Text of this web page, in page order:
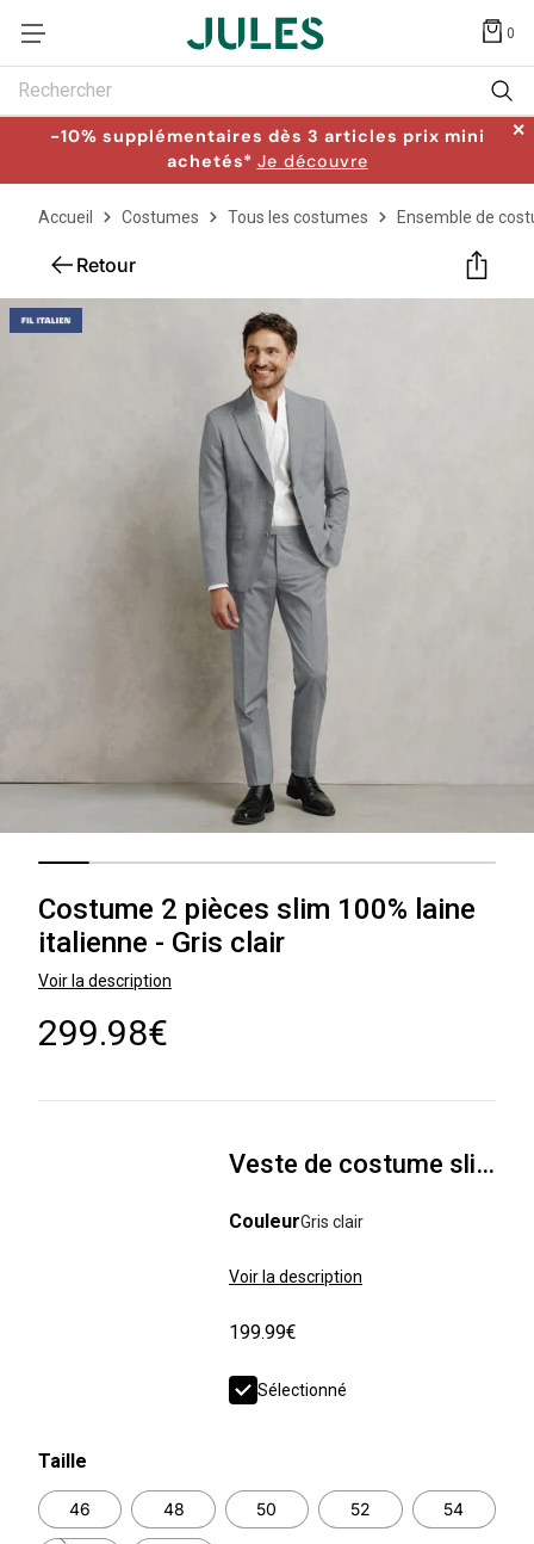
0
Rechercher
-10% supplémentaires dès 3 articles prix mini
achetés* Je découvre
✕
Accueil Costumes Tous les costumes Ensemble de
Retour
Costume 2 pièces slim 100% laine
italienne - Gris clair
Voir la description
299.98€
Veste de costume slim 100% laine italienne
CouleurGris clair
Voir la description
199.99€
Sélectionné
Taille
46 48 50 52 54